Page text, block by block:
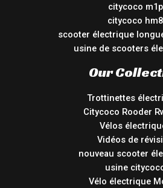
citycoco m1p
citycoco hm8
scooter électrique
usine de scooters
Our
Trottinettes
Citycoco Rooder
Vélos
Vidéos de
nouveau scooter
usine
Vélo électrique